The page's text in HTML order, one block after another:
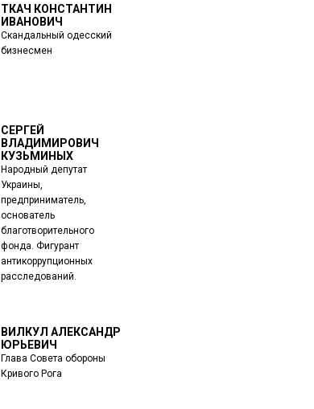
ТКАЧ КОНСТАНТИН
ИВАНОВИЧ
Скандальный одесский
бизнесмен
СЕРГЕЙ
ВЛАДИМИРОВИЧ
КУЗЬМИНЫХ
Народный депутат
Украины,
предприниматель,
основатель
благотворительного
фонда. Фигурант
антикоррупционных
расследований.
ВИЛКУЛ АЛЕКСАНДР
ЮРЬЕВИЧ
Глава Совета обороны
Кривого Рога